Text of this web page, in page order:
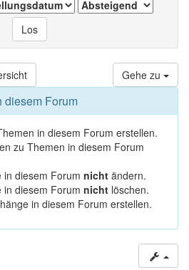
Gehe zu
diesem Forum
in diesem Forum erstellen.
zu Themen in diesem Forum
in diesem Forum nicht ändern.
in diesem Forum nicht löschen.
in diesem Forum erstellen.